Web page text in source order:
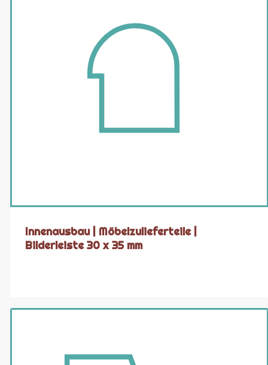
Innenausbau | Möbelzulieferteile |
Bilderleiste 30 x 35 mm